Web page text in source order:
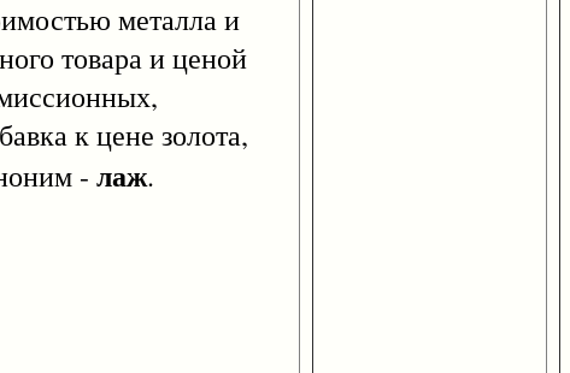
металла и
товара и ценой
к цене золота,
- лаж.